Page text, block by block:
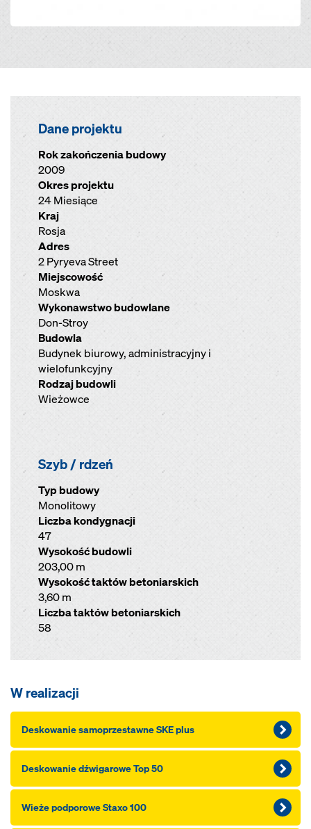
Dane projektu
Rok zakończenia budowy
2009
Okres projektu
24 Miesiące
Kraj
Rosja
Adres
2 Pyryeva Street
Miejscowość
Moskwa
Wykonawstwo budowlane
Don-Stroy
Budowla
Budynek biurowy, administracyjny i
wielofunkcyjny
Rodzaj budowli
Wieżowce
Szyb / rdzeń
Typ budowy
Monolitowy
Liczba kondygnacji
47
Wysokość budowli
203,00 m
Wysokość taktów betoniarskich
3,60 m
Liczba taktów betoniarskich
58
W realizacji
Deskowanie samoprzestawne SKE plus
Deskowanie dźwigarowe Top 50
Wieże podporowe Staxo 100